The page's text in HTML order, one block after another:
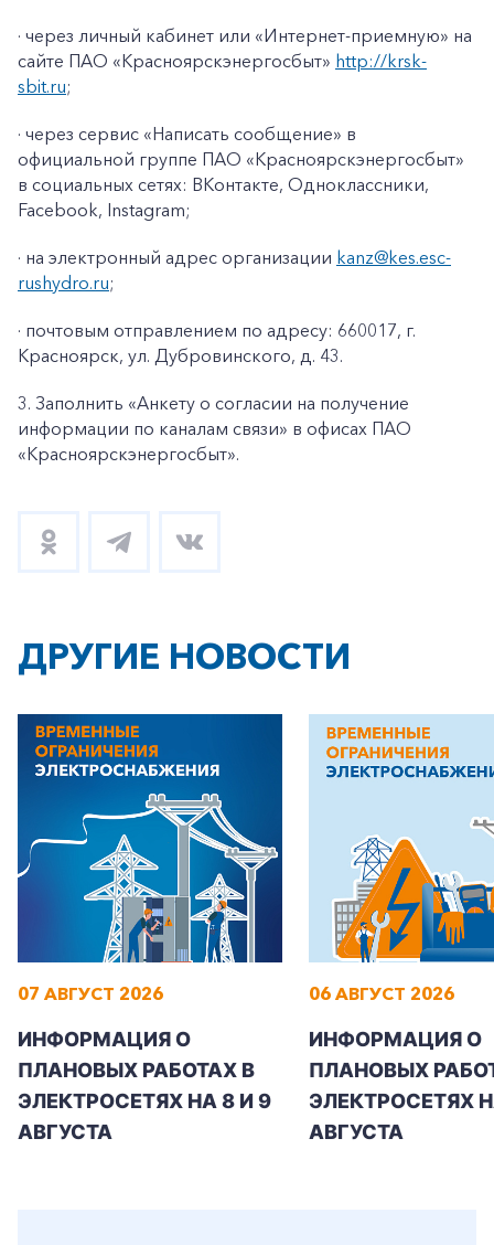
· через личный кабинет или «Интернет-приемную» на
сайте ПАО «Красноярскэнергосбыт» http://krsk-
sbit.ru;
· через сервис «Написать сообщение» в
официальной группе ПАО «Красноярскэнергосбыт»
в социальных сетях: ВКонтакте, Одноклассники,
Facebook, Instagram;
· на электронный адрес организации kanz@kes.esc-
rushydro.ru;
· почтовым отправлением по адресу: 660017, г.
Красноярск, ул. Дубровинского, д. 43.
3. Заполнить «Анкету о согласии на получение
информации по каналам связи» в офисах ПАО
«Красноярскэнергосбыт».
ДРУГИЕ НОВОСТИ
07 АВГУСТ 2026
ИНФОРМАЦИЯ О
ПЛАНОВЫХ РАБОТАХ В
ЭЛЕКТРОСЕТЯХ НА 8 И 9
АВГУСТА
06 АВГУСТ 2026
ИНФОРМАЦИЯ О
ПЛАНОВЫХ
ЭЛЕКТРОСЕТЯХ
АВГУСТА